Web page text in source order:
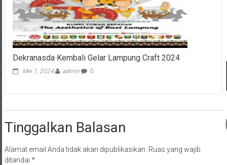
Dekranasda Kembali Gelar Lampung Craft 2024
Mei 1, 2024 admin 0
Tinggalkan Balasan
Alamat email Anda tidak akan dipublikasikan. Ruas yang wajib
ditandai *